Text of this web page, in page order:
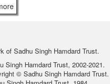
Sadhu Singh Hamdard Trust.
Hamdard Trust, 2002-2021.
© Sadhu Singh Hamdard Trust.